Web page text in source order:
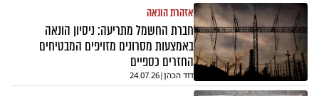
אזהרת הונאה
חברת החשמל מתריעה: ניסיון הונאה
באמצעות מסרונים מזויפים המבטיחים
החזרים כספיים
דוד הכהן|
24.07.26